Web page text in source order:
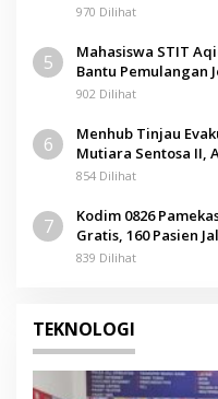
970 Dilihat
5
Mahasiswa STIT
Bantu Pemulangan
902 Dilihat
6
Menhub Tinjau
Mutiara Sentosa II,
Sumenep
854 Dilihat
7
Kodim 0826
Gratis, 160 Pasien
839 Dilihat
TEKNOLOGI